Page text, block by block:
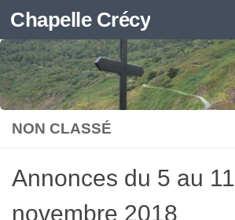
Skip to content
Chapelle Crécy
NON CLASSÉ
Annonces du 5 au 11
novembre 2018